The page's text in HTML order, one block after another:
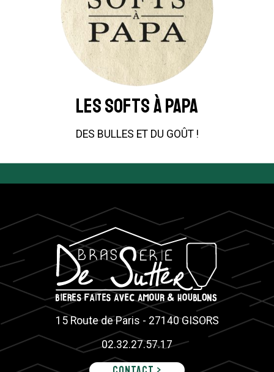
LES SOFTS À PAPA
DES BULLES ET DU GOÛT !
15 Route de Paris - 27140 GISORS
02.32.27.57.17